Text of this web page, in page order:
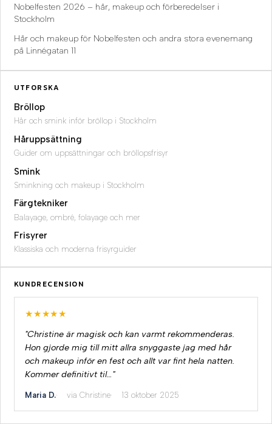
Nobelfesten 2026 – hår, makeup och förberedelser i
Stockholm
Hår och makeup för Nobelfesten och andra stora evenemang
på Linnégatan 11
UTFORSKA
Bröllop
Hår och smink inför bröllop i Stockholm
Håruppsättning
Guider om uppsättningar och bröllopsfrisyr
Smink
Sminkning och makeup i Stockholm
Färgtekniker
Balayage, ombré, folayage och mer
Frisyrer
Klassiska och moderna frisyrguider
KUNDRECENSION
★★★★★
"Christine är magisk och kan varmt rekommenderas.
Hon gjorde mig till mitt allra snyggaste jag med hår
och makeup inför en fest och allt var fint hela natten.
Kommer definitivt til…"
Maria D. via Christine 13 oktober 2025